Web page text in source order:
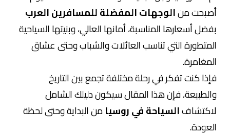
أصبحت منالوجهات المفضلة للمسافرين العرب
بفضل أسعارها المناسبة، أمانها العالي، وبنيتها السياحية
المتطورة التي تناسب العائلات والشباب وحتى عشاق
المغامرة.
فإذا كنت تفكر في رحلة مختلفة تجمع بين التاريخ
والطبيعة، فإن هذا المقال سيكون دليلك الشامل
لاكتشافالسياحة في روسيامن البداية وحتى لحظة
العودة.